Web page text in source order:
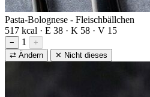
Pasta-Bolognese - Fleischbällchen
517 kcal · E 38 · K 58 · V 15
− 1
+
⇄ Ändern
✕ Nicht dieses